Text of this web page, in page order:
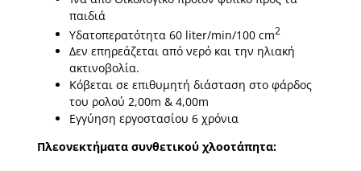
παιδιά
Υδατοπερατότητα 60 liter/min/100 cm2
Δεν επηρεάζεται από νερό και την ηλιακή
ακτινοβολία.
Κόβεται σε επιθυμητή διάσταση στο φάρδος
του ρολού 2,00m & 4,00m
Εγγύηση εργοστασίου 6 χρόνια
Πλεονεκτήματα συνθετικού χλοοτάπητα: